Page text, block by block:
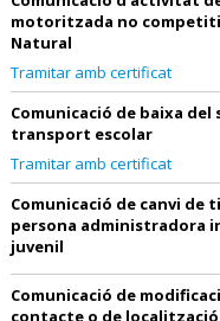
motoritzada no
Natural
Tramitar amb certificat
Comunicació de baixa del
transport escolar
Tramitar amb certificat
Comunicació de canvi de
persona administradora
juvenil
Comunicació de
contacte o de